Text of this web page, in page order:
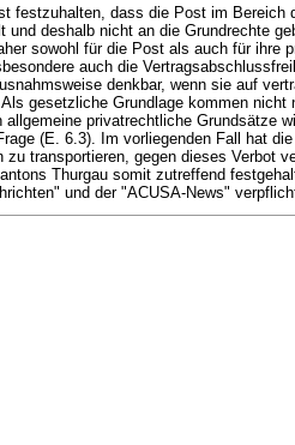
festzuhalten, dass die Post im Bereich
und deshalb nicht an die Grundrechte
sowohl für die Post als auch für ihre
auch die
denkbar, wenn sie auf
gesetzliche Grundlage kommen
allgemeine privatrechtliche Grundsätze
(E. 6.3). Im vorliegenden Fall hat
zu transportieren, gegen dieses Verbot
Thurgau somit zutreffend
und der "ACUSA-News"